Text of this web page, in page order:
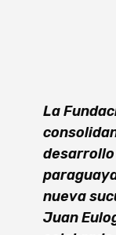
La
nueva
Juan